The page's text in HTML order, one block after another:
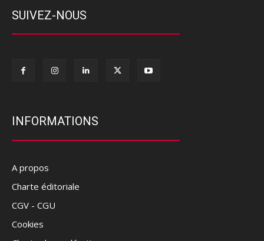
SUIVEZ-NOUS
INFORMATIONS
A propos
Charte éditoriale
CGV - CGU
Cookies